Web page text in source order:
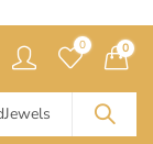
0 0